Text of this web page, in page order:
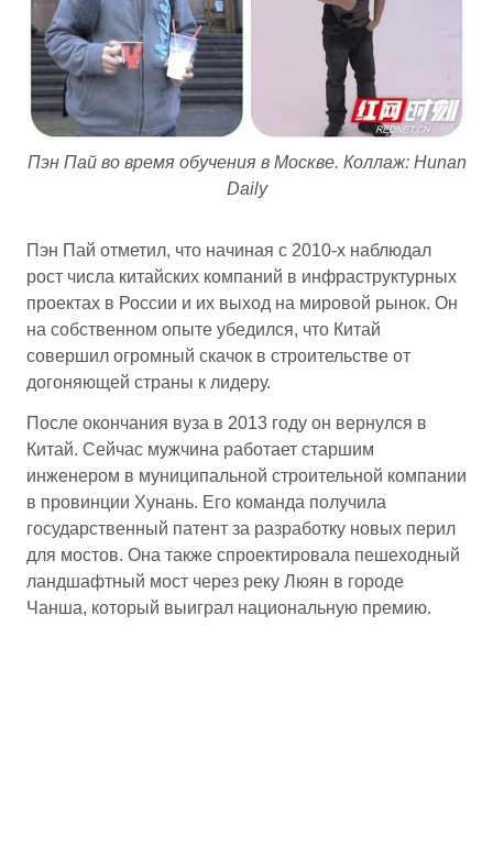
Пэн Пай во время обучения в Москве. Коллаж: Hunan
Daily
Пэн Пай отметил, что начиная с 2010-х наблюдал
рост числа китайских компаний в инфраструктурных
проектах в России и их выход на мировой рынок. Он
на собственном опыте убедился, что Китай
совершил огромный скачок в строительстве от
догоняющей страны к лидеру.
После окончания вуза в 2013 году он вернулся в
Китай. Сейчас мужчина работает старшим
инженером в муниципальной строительной компании
в провинции Хунань. Его команда получила
государственный патент за разработку новых перил
для мостов. Она также спроектировала пешеходный
ландшафтный мост через реку Люян в городе
Чанша, который выиграл национальную премию.